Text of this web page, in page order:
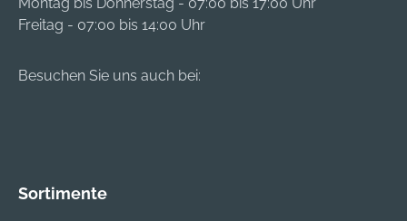
Freitag - 07:00 bis 14:00 Uhr
Besuchen Sie uns auch bei:
Sortimente